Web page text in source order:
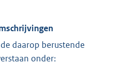
daarop berustende
onder: